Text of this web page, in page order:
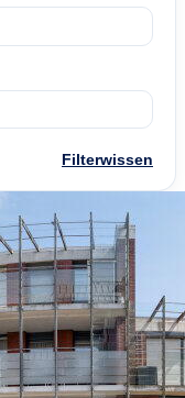
Filterwissen